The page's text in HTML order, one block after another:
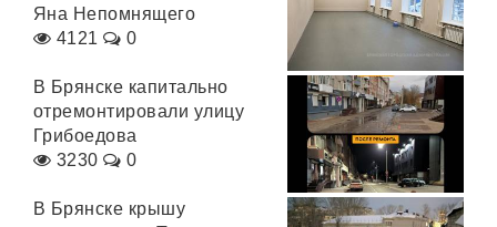
Яна Непомнящего
4121
0
В Брянске капитально
отремонтировали улицу
Грибоедова
3230
0
В Брянске крышу